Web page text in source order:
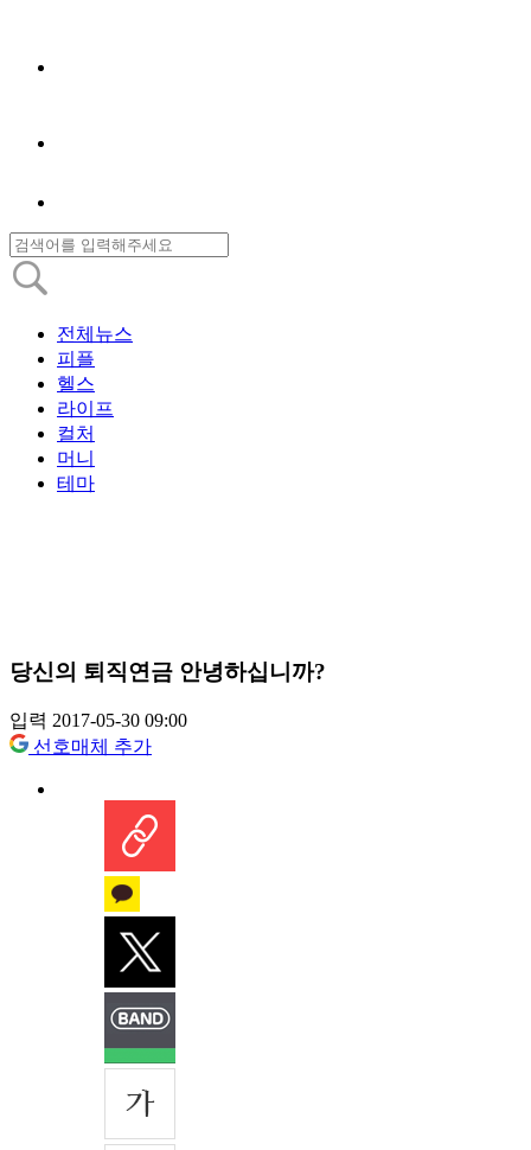
전체뉴스
피플
헬스
라이프
컬처
머니
테마
당신의 퇴직연금 안녕하십니까?
입력 2017-05-30 09:00
선호매체 추가